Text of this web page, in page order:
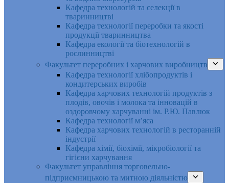
Кафедра технологій та селекції в
тваринництві
Кафедра технології переробки та якості
продукції тваринництва
Кафедра екології та біотехнологій в
рослинництві
Факультет переробних і харчових виробництв
Кафедра технології хлібопродуктів і
кондитерських виробів
Кафедра харчових технологій продуктів з
плодів, овочів і молока та інновацій в
оздоровчому харчуванні ім. Р.Ю. Павлюк
Кафедра технології м’яса
Кафедра харчових технологій в ресторанній
індустрії
Кафедра хімії, біохімії, мікробіології та
гігієни харчування
Факультет управління торговельно-
підприємницькою та митною діяльністю